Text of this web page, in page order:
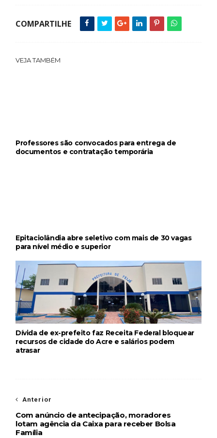
COMPARTILHE
VEJA TAMBÉM
Professores são convocados para entrega de
documentos e contratação temporária
Epitaciolândia abre seletivo com mais de 30 vagas
para nível médio e superior
Dívida de ex-prefeito faz Receita Federal bloquear
recursos de cidade do Acre e salários podem
atrasar
Anterior
Com anúncio de antecipação, moradores
lotam agência da Caixa para receber Bolsa
Família